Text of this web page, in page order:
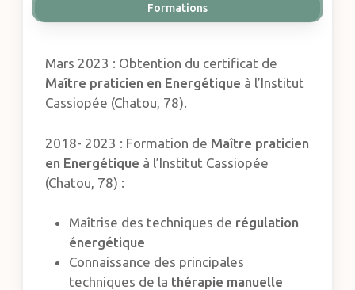
Formations
Mars 2023 : Obtention du certificat de
Maître praticien en Energétique à l’Institut
Cassiopée (Chatou, 78).
2018- 2023 : Formation de Maître praticien
en Energétique à l’Institut Cassiopée
(Chatou, 78) :
Maîtrise des techniques de régulation
énergétique
Connaissance des principales
techniques de la thérapie manuelle